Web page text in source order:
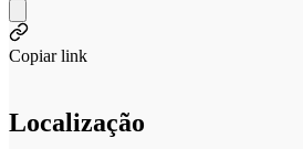
Copiar link
Localização